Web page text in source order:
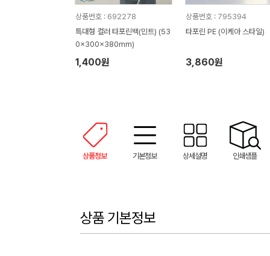
상품번호 : 692278
특대형 컬러 타포린백(민트) (53
0x300x380mm)
1,400원
상품번호 : 795394
타포린 PE (이케아 스타일)
3,860원
상품정보 기본정보 상세설명 인쇄샘플
상품 기본정보